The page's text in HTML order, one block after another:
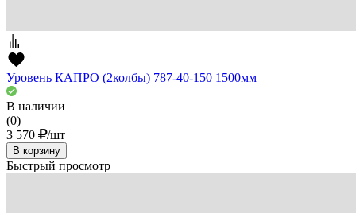
Уровень КАПРО (2колбы) 787-40-150 1500мм
В наличии
(0)
3 570
/шт
В корзину
Быстрый просмотр